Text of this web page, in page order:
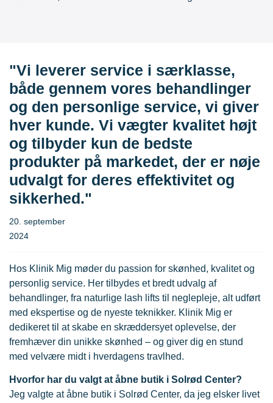
"Vi leverer service i særklasse,
både gennem vores behandlinger
og den personlige service, vi giver
hver kunde. Vi vægter kvalitet højt
og tilbyder kun de bedste
produkter på markedet, der er nøje
udvalgt for deres effektivitet og
sikkerhed."
20. september
2024
Hos Klinik Mig møder du passion for skønhed, kvalitet og
personlig service. Her tilbydes et bredt udvalg af
behandlinger, fra naturlige lash lifts til neglepleje, alt udført
med ekspertise og de nyeste teknikker. Klinik Mig er
dedikeret til at skabe en skræddersyet oplevelse, der
fremhæver din unikke skønhed – og giver dig en stund
med velvære midt i hverdagens travlhed.
Hvorfor har du valgt at åbne butik i Solrød Center?
Jeg valgte at åbne butik i Solrød Center, da jeg elsker livet